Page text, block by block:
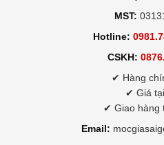
MST:
Hotline:
CSKH:
✔ Hàng
✔ Giá
✔ Giao hàng
Email: